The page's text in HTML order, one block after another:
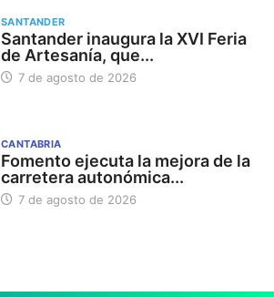
SANTANDER
Santander inaugura la XVI Feria
de Artesanía, que...
7 de agosto de 2026
CANTABRIA
Fomento ejecuta la mejora de la
carretera autonómica...
7 de agosto de 2026